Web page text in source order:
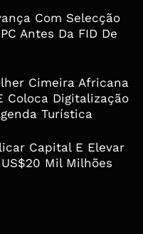
Com Selecção
Antes Da FID De
Cimeira Africana
Coloca Digitalização
Turística
Capital E Elevar
Mil Milhões